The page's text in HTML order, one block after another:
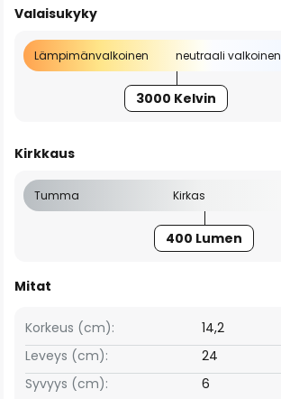
Valaisukyky
Lämpimänvalkoinen neutraali valkoinen
3000 Kelvin
Kirkkaus
Tumma Kirkas
400 Lumen
Mitat
Leveys (cm): 24
Korkeus (cm): 14,2
Syvyys (cm): 6